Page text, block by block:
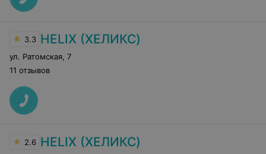
3.3 HELIX (ХЕЛИКС)
ул. Ратомская 7
11 отзывов
2.6 HELIX (ХЕЛИКС)